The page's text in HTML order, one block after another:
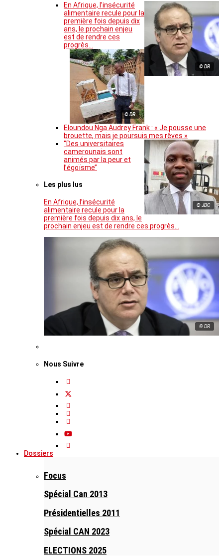
© DR
En Afrique, l’insécurité
alimentaire recule pour la
première fois depuis dix
ans, le prochain enjeu
est de rendre ces
progrès…
© DR
Eloundou Nga Audrey Frank : « Je pousse une
brouette, mais je poursuis mes rêves »
© JDC
‘’Des universitaires
camerounais sont
animés par la peur et
l’égoïsme’’
Les plus lus
En Afrique, l’insécurité
alimentaire recule pour la
première fois depuis dix ans, le
prochain enjeu est de rendre ces progrès…
© DR
Nous Suivre
Dossiers
Focus
Spécial Can 2013
Présidentielles 2011
Spécial CAN 2023
ELECTIONS 2025